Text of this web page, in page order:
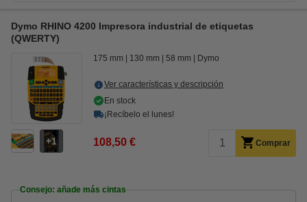
Dymo RHINO 4200 Impresora industrial de etiquetas
(QWERTY)
1
175 mm 130 mm 58 mm Dymo
Ver características y descripción
En stock
¡Recíbelo el lunes!
108,50 € Comprar
Consejo: añade más cintas